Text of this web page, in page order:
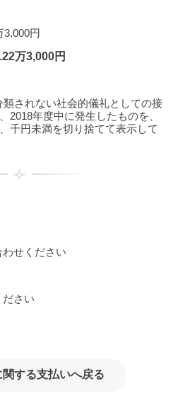
3,000円
万3,000円
類されない社会的儀礼としての接
2018年度中に発生したものを、
千円未満を切り捨てて表示して
せください
ださい
関する支払いへ戻る